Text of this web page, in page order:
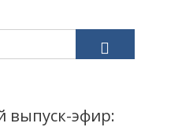
выпуск-эфир: